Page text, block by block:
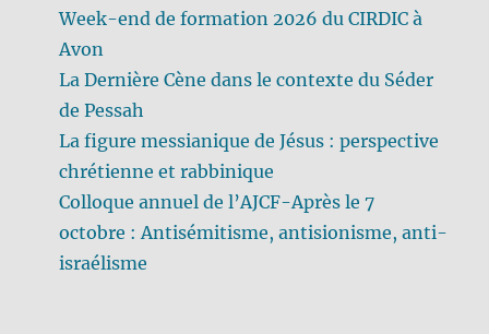
Week-end de formation 2026 du CIRDIC à
Avon
La Dernière Cène dans le contexte du Séder
de Pessah
La figure messianique de Jésus : perspective
chrétienne et rabbinique
Colloque annuel de l’AJCF-Après le 7
octobre : Antisémitisme, antisionisme, anti-
israélisme